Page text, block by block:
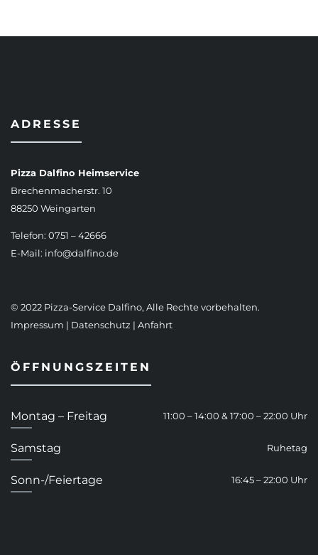
ADRESSE
Pizza Dalfino Heimservice
Brechenmacherstr. 10
88250 Weingarten
Telefon: 0751 – 42666
E-Mail: info@dalfino.de
© 2022 Pizza-Service Dalfino, Alle Rechte vorbehalten.
Impressum | Datenschutz | Anfahrt
ÖFFNUNGSZEITEN
Montag – Freitag 11:00 – 14:00 & 17:00 – 22:00 Uhr
Samstag Ruhetag
Sonn-/Feiertage 16:45 – 22:00 Uhr